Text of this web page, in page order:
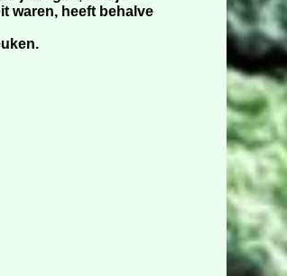
waren, heeft behalve